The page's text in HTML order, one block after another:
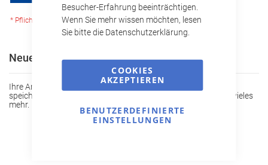
Besucher-Erfahrung beeinträchtigen.
Wenn Sie mehr wissen möchten, lesen
Sie bitte die Datenschutzerklärung.
COOKIES
AKZEPTIEREN
BENUTZERDEFINIERTE
EINSTELLUNGEN
Neue Kunden
Ihre Anmeldung hat viele Vorteile: schnellerer Bestellvorgang,
speichern von mehreren Adressen, Sendungsverfolgung und vieles
mehr.